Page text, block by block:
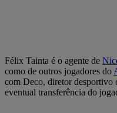
Félix Tainta é o agente de
como de outros jogadores do
com Deco, diretor desportivo
eventual transferência do